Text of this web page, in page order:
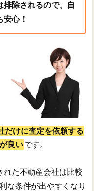
排除されるので、自
心！
だけに査定を依頼する
良いです。
れた不動産会社は比較
な条件が出やすくなり